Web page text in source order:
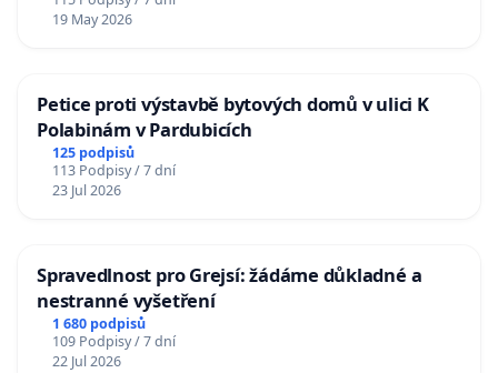
19 May 2026
Petice proti výstavbě bytových domů v ulici K
Polabinám v Pardubicích
125 podpisů
113 Podpisy / 7 dní
23 Jul 2026
Spravedlnost pro Grejsí: žádáme důkladné a
nestranné vyšetření
1 680 podpisů
109 Podpisy / 7 dní
22 Jul 2026